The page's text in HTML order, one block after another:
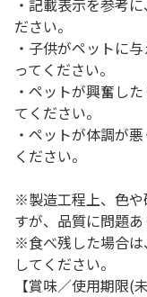
・記載表示を参考
ださい。
・子供がペットに
ってください。
・ペットが興奮し
てください。
・ペットが体調が
ください。
※製造工程上、色や
すが、品質に問題あ
※食べ残した場合は
してください。
【賞味／使用期限(